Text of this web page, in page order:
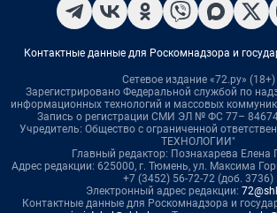
Контактные данные для Роскомнадзора и
Сетевое издание «72.ру» (18+)
Зарегистрировано Федеральной службой по
информационных технологий и массовых
Запись о регистрации СМИ ЭЛ № ФС 77– 84674
Учредитель: Общество с ограниченной
ТЕХНОЛОГИИ"
Главный редактор: Познахарева Елена
Адрес редакции: 625000, г. Тюмень, ул. Максима
+7 (3452) 56-72-72 (доб. 3736)
Электронный адрес редакции:
Контактные данные для Роскомнадзора и